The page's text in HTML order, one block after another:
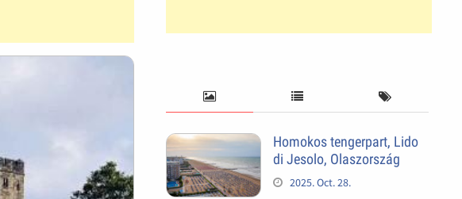
Homokos tengerpart, Lido
di Jesolo, Olaszország
2025. Oct. 28.